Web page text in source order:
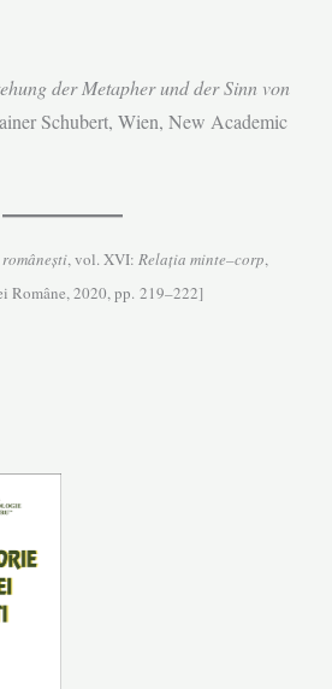
der Metapher und der Sinn von
Schubert, Wien, New Academic
, vol. XVI: Relația minte–corp,
Române, 2020, pp. 219–222]